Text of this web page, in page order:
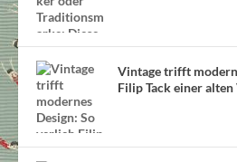
Vintage trifft
Filip Tack einer